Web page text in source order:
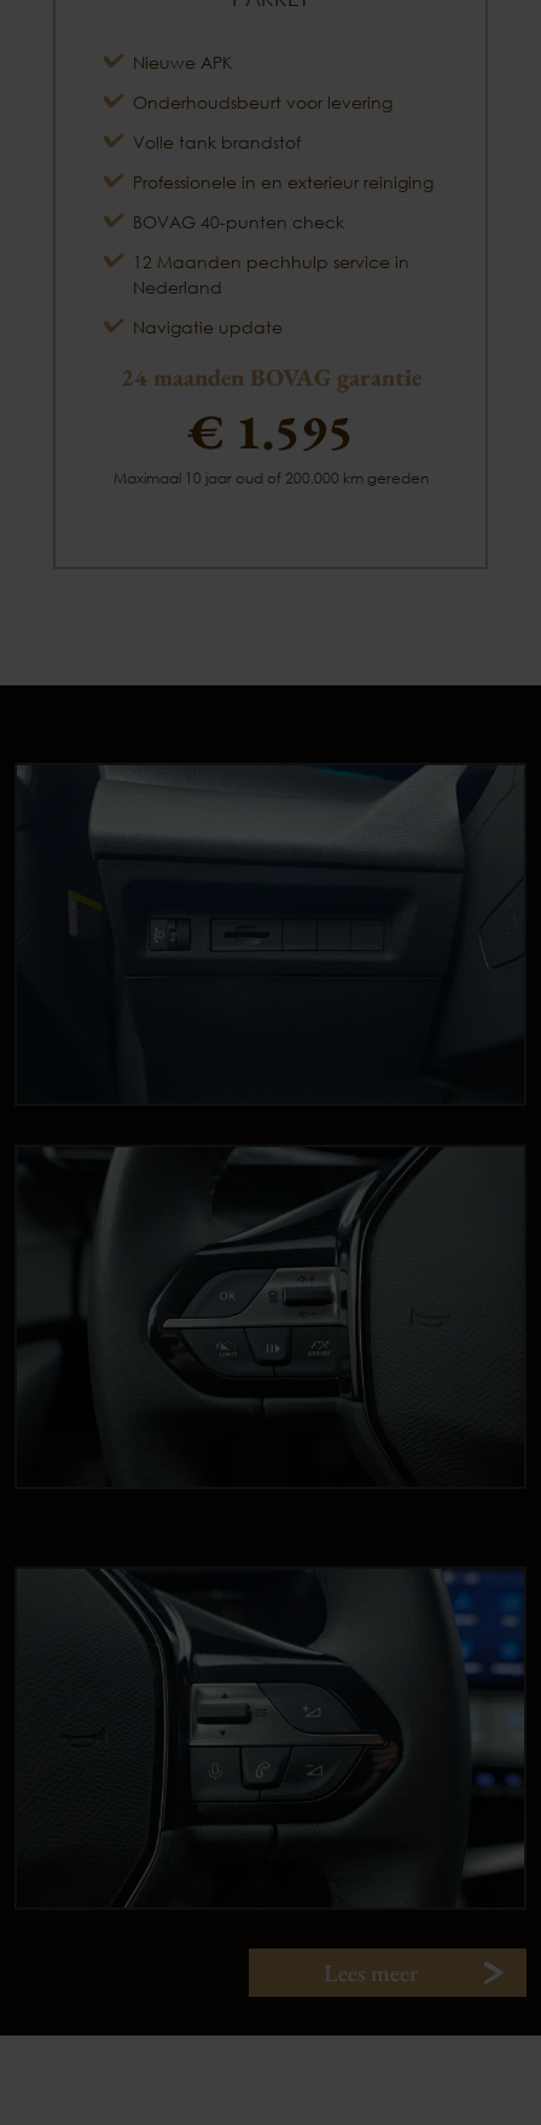
Nieuwe APK
Onderhoudsbeurt voor levering
Volle tank brandstof
Professionele in en exterieur reiniging
BOVAG 40-punten check
12 Maanden pechhulp service in
Nederland
Navigatie update
24 maanden BOVAG garantie
€ 1.595
Maximaal 10 jaar oud of 200.000 km gereden
Lees meer